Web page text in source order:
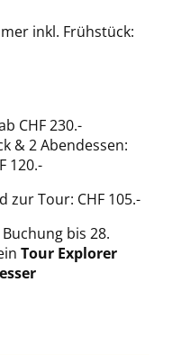
inkl. Frühstück:
CHF 230.-
& 2 Abendessen:
120.-
zur Tour: CHF 105.-
Buchung bis 28.
Tour Explorer